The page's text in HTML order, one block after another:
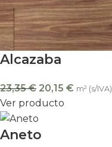
Alcazaba
23,35€ 20,15 € m² (s/IVA)
Ver producto
Aneto